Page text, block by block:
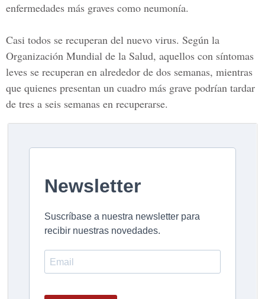
enfermedades más graves como neumonía.
Casi todos se recuperan del nuevo virus. Según la
Organización Mundial de la Salud, aquellos con síntomas
leves se recuperan en alrededor de dos semanas, mientras
que quienes presentan un cuadro más grave podrían tardar
de tres a seis semanas en recuperarse.